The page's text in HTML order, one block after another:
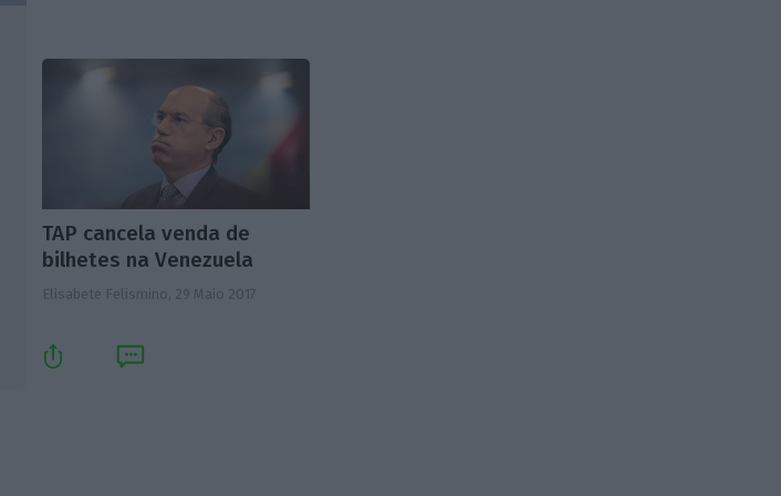
TAP cancela venda de
bilhetes na Venezuela
Elisabete Felismino, 29 Maio 2017